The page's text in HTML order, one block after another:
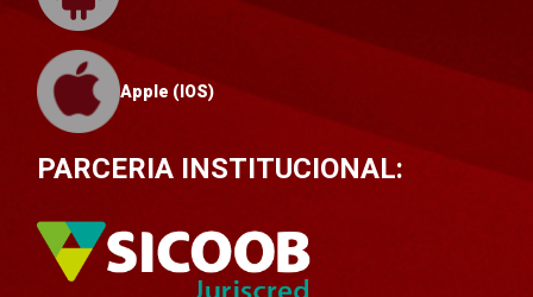
Apple (IOS)
PARCERIA INSTITUCIONAL: